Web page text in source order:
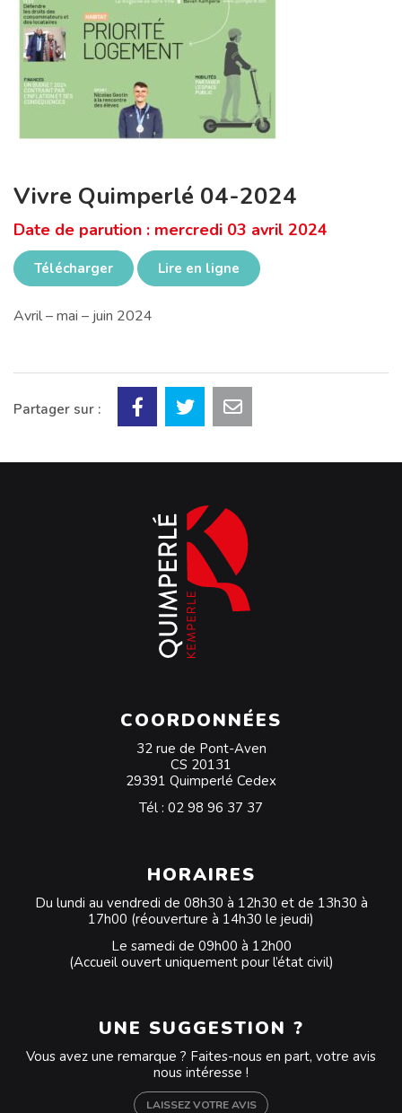
Vivre Quimperlé 04-2024
Date de parution : mercredi 03 avril 2024
Télécharger Lire en ligne
Avril – mai – juin 2024
Partager sur :
COORDONNÉES
32 rue de Pont-Aven
CS 20131
29391 Quimperlé Cedex
Tél : 02 98 96 37 37
HORAIRES
Du lundi au vendredi de 08h30 à 12h30 et de 13h30 à
17h00 (réouverture à 14h30 le jeudi)
Le samedi de 09h00 à 12h00
(Accueil ouvert uniquement pour l’état civil)
UNE SUGGESTION ?
Vous avez une remarque ? Faites-nous en part, votre avis
nous intéresse !
LAISSEZ VOTRE AVIS